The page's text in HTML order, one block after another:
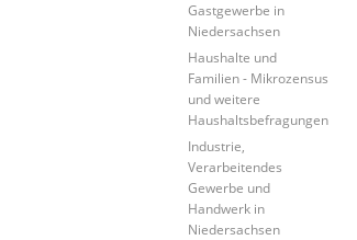
Gastgewerbe in
Niedersachsen
Haushalte und
Familien - Mikrozensus
und weitere
Haushaltsbefragungen
Industrie,
Verarbeitendes
Gewerbe und
Handwerk in
Niedersachsen